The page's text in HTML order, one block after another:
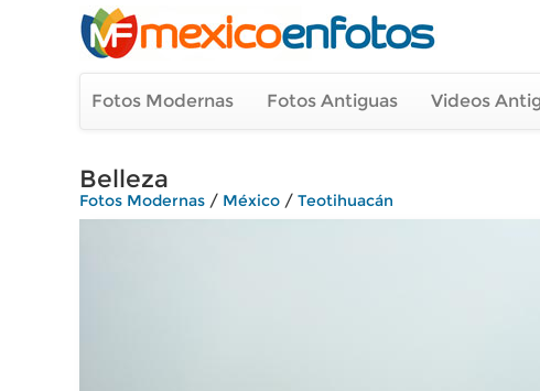
Fotos Modernas Fotos Antiguas Videos
Belleza
Fotos Modernas / México / Teotihuacán